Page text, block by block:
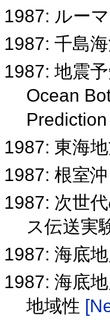
1987: ルー
1987: 千島
1987: 地震
Ocean
1987: 東海
1987: 根室
1987: 次世
ス伝送実
1987: 海底
1987: 海底
地域性